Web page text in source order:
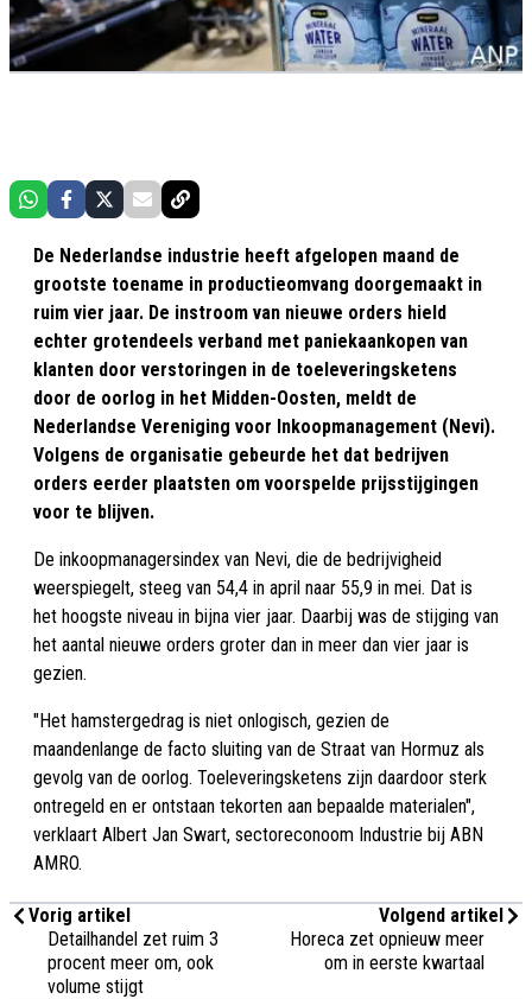
De Nederlandse industrie heeft afgelopen maand de
grootste toename in productieomvang doorgemaakt in
ruim vier jaar. De instroom van nieuwe orders hield
echter grotendeels verband met paniekaankopen van
klanten door verstoringen in de toeleveringsketens
door de oorlog in het Midden-Oosten, meldt de
Nederlandse Vereniging voor Inkoopmanagement (Nevi).
Volgens de organisatie gebeurde het dat bedrijven
orders eerder plaatsten om voorspelde prijsstijgingen
voor te blijven.
De inkoopmanagersindex van Nevi, die de bedrijvigheid
weerspiegelt, steeg van 54,4 in april naar 55,9 in mei. Dat is
het hoogste niveau in bijna vier jaar. Daarbij was de stijging van
het aantal nieuwe orders groter dan in meer dan vier jaar is
gezien.
"Het hamstergedrag is niet onlogisch, gezien de
maandenlange de facto sluiting van de Straat van Hormuz als
gevolg van de oorlog. Toeleveringsketens zijn daardoor sterk
ontregeld en er ontstaan tekorten aan bepaalde materialen",
verklaart Albert Jan Swart, sectoreconoom Industrie bij ABN
AMRO.
Vorig artikel
Detailhandel zet ruim 3
procent meer om, ook
volume stijgt
Volgend artikel
Horeca zet opnieuw meer
om in eerste kwartaal